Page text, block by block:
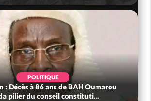
POLITIQUE
: Décès à 86 ans de BAH Oumarou
pilier du conseil constituti...